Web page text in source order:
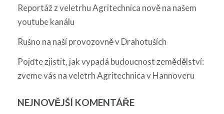
Reportáž z veletrhu Agritechnica nově na našem
youtube kanálu
Rušno na naší provozovně v Drahotuších
Pojďte zjistit, jak vypadá budoucnost zemědělství:
zveme vás na veletrh Agritechnica v Hannoveru
NEJNOVĚJŠÍ KOMENTÁŘE